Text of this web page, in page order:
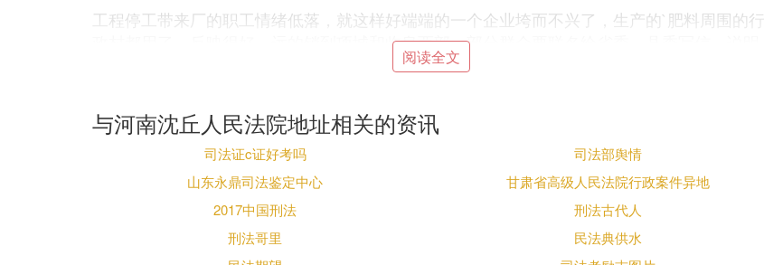
工程停工带来厂的职工情绪低落，就这样好端端的一个企业垮而不兴了，生产的`肥料周围的行
政村都用了，反映很好，远的销到项城和临泉西部，部分群众要联名给省委、县委写信，说明
后来，焦建斌给我打电话说：周围我赊的帐太多。
我不管再去干了，再干也不够你的，你不要生气(不够工程延期罚款)。
2003年底、2004年初我感觉我的身体又不对，随及我到沈丘县人民医院复查，经复查我的癌症
有复发症状，当时我住在本院外科住院部，由外科主任李斌医生和李培刚医师给我做了第二次
手术(外科主任李斌和医师李培刚作证)。
阅读全文
与河南沈丘人民法院地址相关的资讯
司法证c证好考吗
司法部舆情
山东永鼎司法鉴定中心
甘肃省高级人民法院行政案件异地
2017中国刑法
刑法古代人
刑法哥里
民法典供水